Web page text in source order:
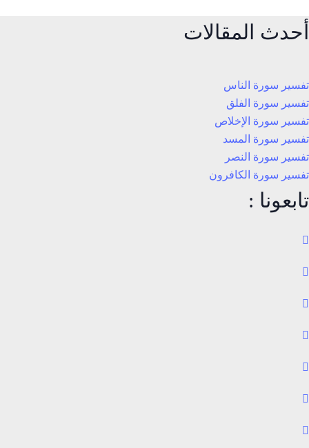
أحدث المقالات
تفسير سورة الناس
تفسير سورة الفلق
تفسير سورة الإخلاص
تفسير سورة المسد
تفسير سورة النصر
تفسير سورة الكافرون
تابعونا :